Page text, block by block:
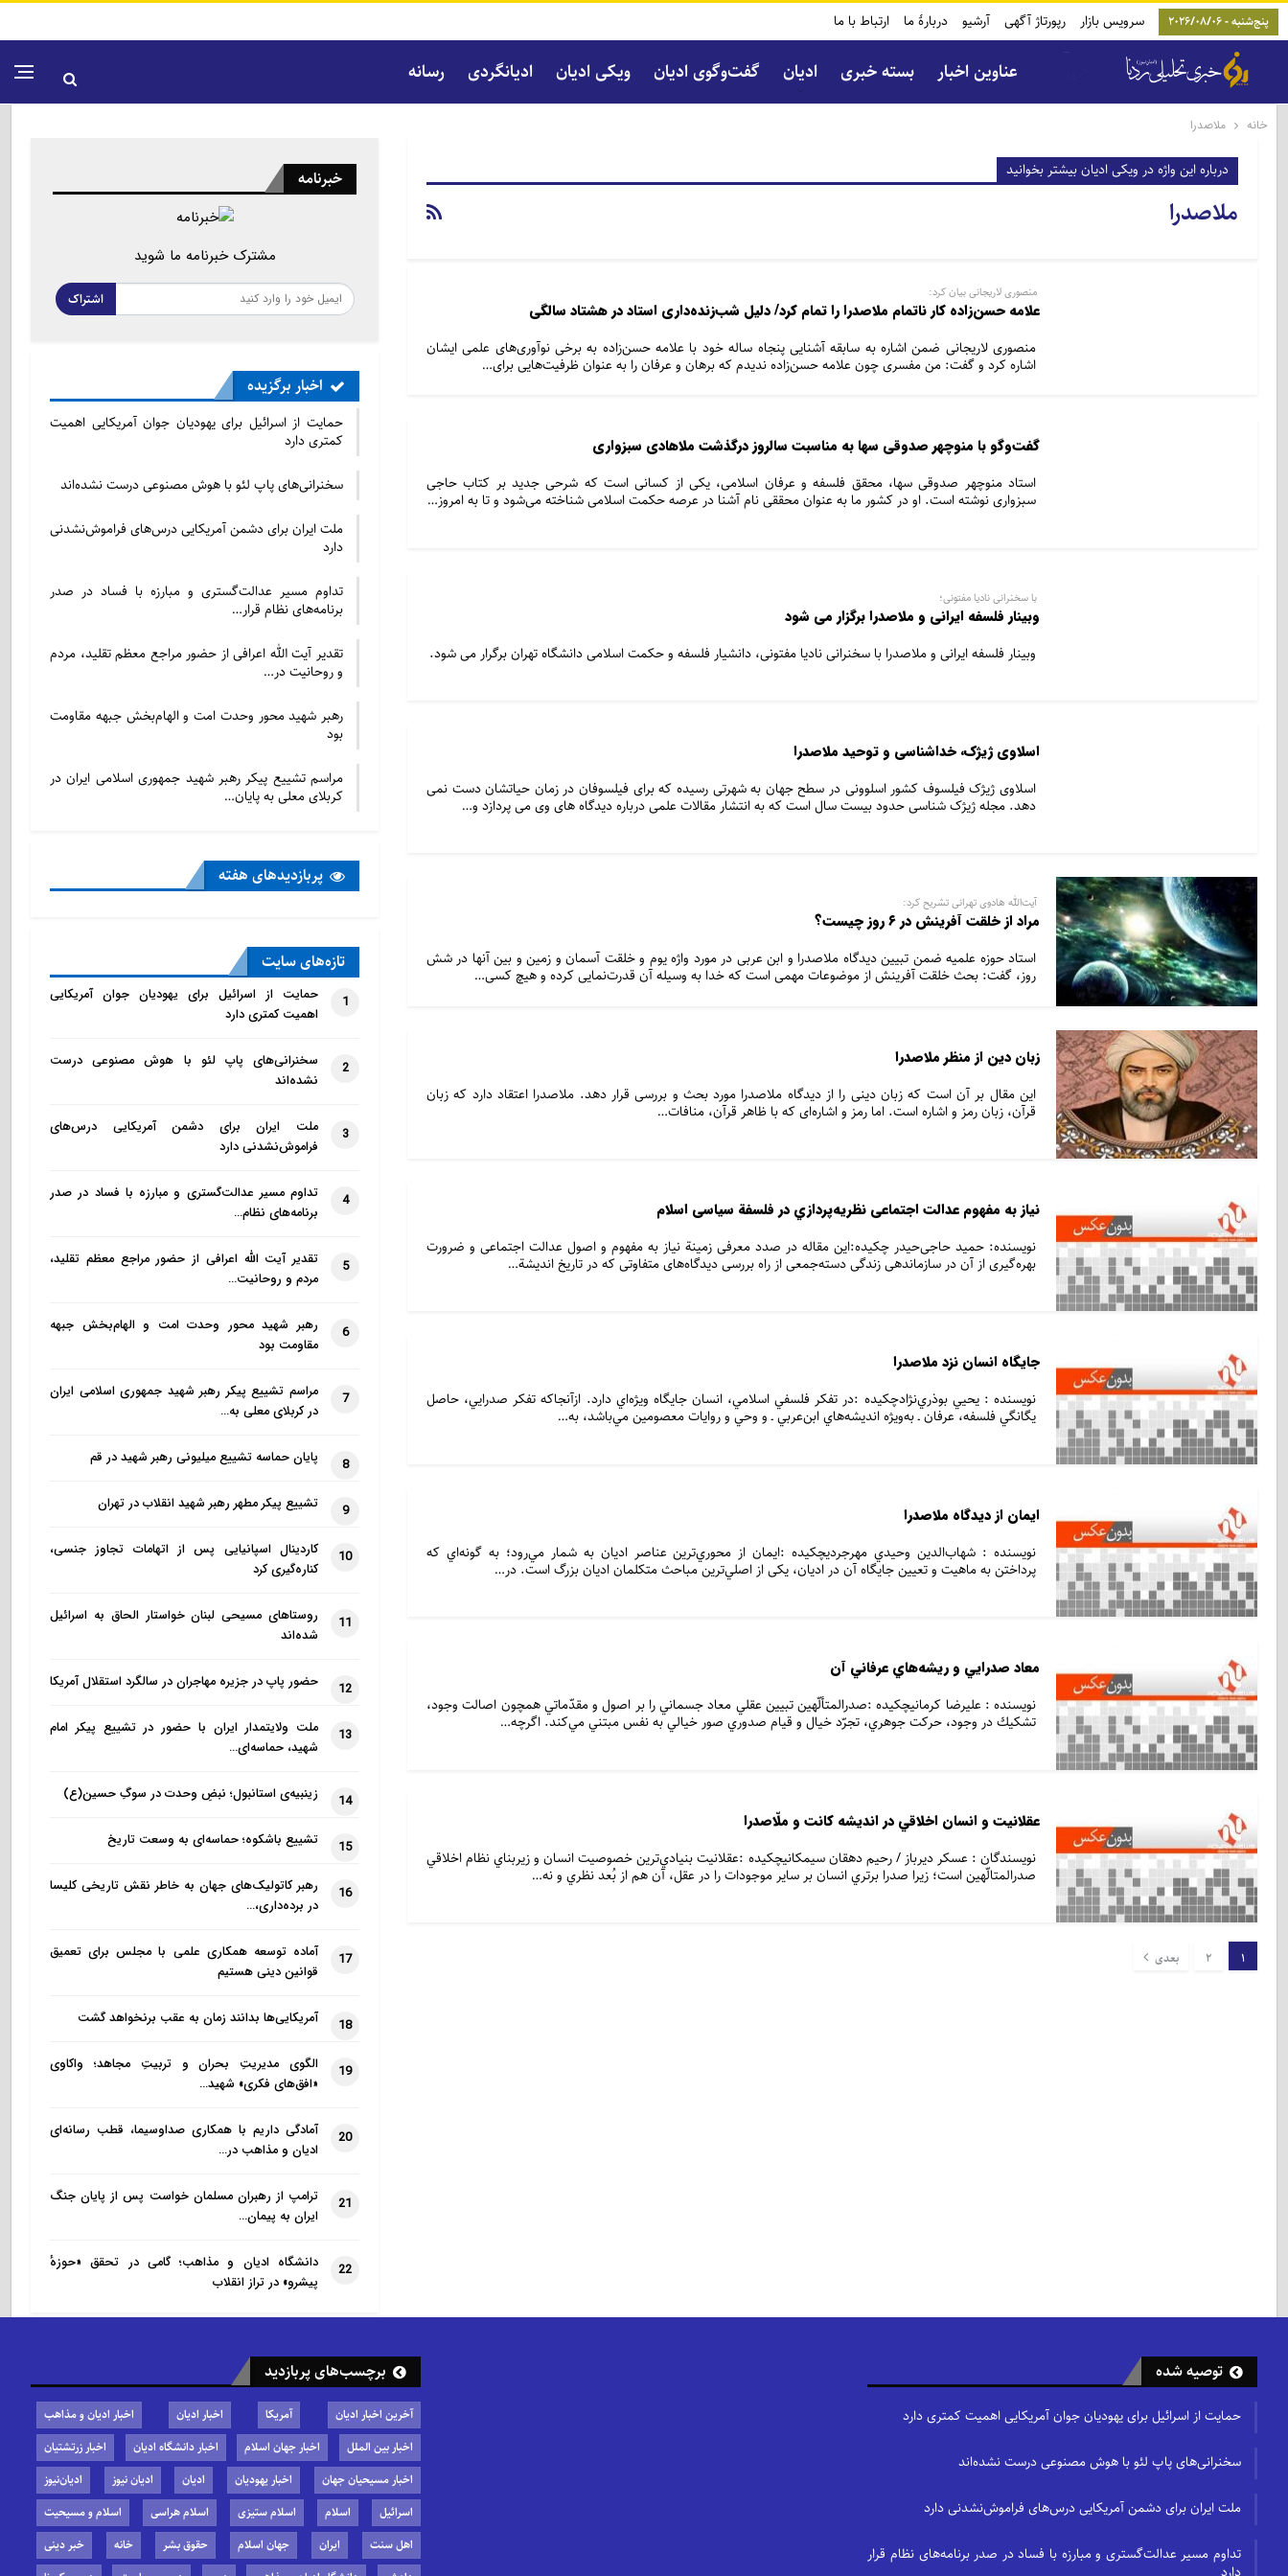
پنج‌شنبه - 2026/08/06 سرویس بازار رپورتاژ آگهی آرشیو دربارۀ ما ارتباط با ما
عناوین اخبار بسته خبری ادیان گفت‌و‌گوی ادیان ویکی ادیان ادیانگردی رسانه
خانه ملاصدرا
درباره این واژه در ویکی ادیان بیشتر بخوانید
ملاصدرا
منصوری لاریجانی بیان کرد:
علامه حسن‌زاده کار ناتمام ملاصدرا را تمام کرد/ دلیل شب‌زنده‌داری استاد در هشتاد سالگی
منصوری لاریجانی ضمن اشاره به سابقه آشنایی پنجاه ساله خود با علامه حسن‌زاده به برخی نوآوری‌های علمی ایشان
اشاره کرد و گفت: من مفسری چون علامه حسن‌زاده ندیدم که برهان و عرفان را به عنوان ظرفیت‌هایی برای…
گفت‌وگو با منوچهر صدوقی سها به مناسبت سالروز درگذشت ملاهادی سبزواری
استاد منوچهر صدوقی سها، محقق فلسفه و عرفان اسلامی، یکی از کسانی است که شرحی جدید بر کتاب حاجی
سبزواری نوشته است. او در کشور ما به عنوان محققی نام آشنا در عرصه حکمت اسلامی شناخته می‌شود و تا به امروز…
با سخنرانی نادیا مفتونی؛
وبینار فلسفه ایرانی و ملاصدرا برگزار می شود
وبینار فلسفه ایرانی و ملاصدرا با سخنرانی نادیا مفتونی، دانشیار فلسفه و حکمت اسلامی دانشگاه تهران برگرار می شود.
اسلاوی ژیژک، خداشناسی و توحید ملاصدرا
اسلاوی ژیژک فیلسوف کشور اسلوونی در سطح جهان به شهرتی رسیده که برای فیلسوفان در زمان حیاتشان دست نمی
دهد. مجله ژیژک شناسی حدود بیست سال است که به انتشار مقالات علمی درباره دیدگاه های وی می پردازد و…
آیت‌الله هادوی تهرانی تشریح کرد:
مراد از خلقت آفرینش در ۶ روز چیست؟
استاد حوزه علمیه ضمن تبیین دیدگاه ملاصدرا و ابن عربی در مورد واژه یوم و خلقت آسمان و زمین و بین آنها در شش
روز، گفت: بحث خلقت آفرینش از موضوعات مهمی است که خدا به وسیله آن قدرت‌نمایی کرده و هیچ کسی…
زبان دین از منظر ملاصدرا
این‌ مقال‌ بر آن‌ است‌ که‌ زبان‌ دینی‌ را از دیدگاه‌ ملاصدرا مورد بحث‌ و بررسی‌ قرار دهد. ملاصدرا اعتقاد دارد که‌ زبان‌
قرآن، زبان‌ رمز و اشاره‌ است. اما رمز و اشاره‌ای‌ که‌ با ظاهر قرآن، منافات‌…
نیاز به مفهوم عدالت اجتماعی نظريه‌پردازي در فلسفة سیاسی اسلام
نویسنده: حمید حاجی‌حیدر چکیده:این مقاله در صدد معرفی زمینة نیاز به مفهوم و اصول عدالت اجتماعی و ضرورت
بهره‌گیری از آن در سازماندهی زندگی دسته‌جمعی از راه بررسی دیدگاه‌های متفاوتی که در تاریخ اندیشة…
جايگاه انسان نزد ملاصدرا
نویسنده : يحيي بوذري‌نژادچکيده :در تفکر فلسفي اسلامي، انسان جايگاه ويژه‌اي دارد. ازآنجاکه تفکر صدرايي، حاصل
يگانگي فلسفه، عرفان ـ به‌ويژه انديشه‌هاي ابن‌عربي ـ و وحي و روايات معصومين مي‌باشد، به…
ايمان از ديدگاه ملاصدرا
نویسنده : شهاب‌الدين وحيدي مهرجرديچكيده :ايمان از محوري‌ترين عناصر اديان به شمار مي‌رود؛ به گونه‌اي كه
پرداختن به ماهيت و تعيين جايگاه آن در اديان، یکی از اصلي‌ترين مباحث متكلمان اديان بزرگ است. در…
معاد صدرايي و ريشه‌هاي عرفاني آن
نویسنده : عليرضا كرمانيچكيده :صدرالمتألّهين تبيين عقلي معاد جسماني را بر اصول و مقدّماتي همچون اصالت وجود،
تشكيك در وجود، حركت جوهري،‌ تجرّد خيال و قيام صدوري صور خيالي به نفس مبتني‌ مي‌كند. اگرچه…
عقلانيت و انسان اخلاقي در انديشه كانت و ملّاصدرا
نویسندگان : عسكر ديرباز / رحيم دهقان سيمكانيچكيده :عقلانيت بنيادي‌ترين خصوصيت انسان و زيربناي نظام اخلاقي
صدرالمتالّهين است؛ زيرا صدرا برتري انسان بر ساير موجودات را در عقل، آن هم از بُعد نظري و نه…
1
2 بعدی
خبرنامه
مشترک خبرنامه ما شوید
اشتراک
اخبار برگزیده
حمایت از اسرائیل برای یهودیان جوان آمریکایی اهمیت
کمتری دارد
سخنرانی‌های پاپ لئو با هوش مصنوعی درست نشده‌اند
ملت ایران برای دشمن آمریکایی درس‌های فراموش‌نشدنی
دارد
تداوم مسیر عدالت‌گستری و مبارزه با فساد در صدر
برنامه‌های نظام قرار…
تقدیر آیت الله اعرافی از حضور مراجع معظم تقلید، مردم
و روحانیت در…
رهبر شهید محور وحدت امت و الهام‌بخش جبهه مقاومت
بود
مراسم تشییع پیکر رهبر شهید جمهوری اسلامی ایران در
کربلای معلی به پایان…
پربازدید‌های هفته
تازه‌‌های سایت
1
حمایت از اسرائیل برای یهودیان جوان آمریکایی
اهمیت کمتری دارد
2
سخنرانی‌های پاپ لئو با هوش مصنوعی درست
نشده‌اند
3
ملت ایران برای دشمن آمریکایی درس‌های
فراموش‌نشدنی دارد
4
تداوم مسیر عدالت‌گستری و مبارزه با فساد در صدر
برنامه‌های نظام…
5
تقدیر آیت الله اعرافی از حضور مراجع معظم تقلید،
مردم و روحانیت…
6
رهبر شهید محور وحدت امت و الهام‌بخش جبهه
مقاومت بود
7
مراسم تشییع پیکر رهبر شهید جمهوری اسلامی ایران
در کربلای معلی به…
8 پایان حماسه تشییع میلیونی رهبر شهید در قم
9 تشییع پیکر مطهر رهبر شهید انقلاب در تهران
10
کاردینال اسپانیایی پس از اتهامات تجاوز جنسی،
کناره‌گیری کرد
11
روستاهای مسیحی لبنان خواستار الحاق به اسرائیل
شده‌اند
12 حضور پاپ در جزیره مهاجران در سالگرد استقلال آمریکا
13
ملت ولایتمدار ایران با حضور در تشییع پیکر امام
شهید، حماسه‌ای…
14 زینبیه‌ی استانبول؛ نبضِ وحدت در سوگِ حسین(ع)
15 تشییع باشکوه؛ حماسه‌ای به وسعت تاریخ
16
رهبر کاتولیک‌های جهان به خاطر نقش تاریخی کلیسا
در برده‌داری،…
17
آماده توسعه همکاری علمی با مجلس برای تعمیق
قوانین دینی هستیم
18 آمریکایی‌ها بدانند زمان به عقب برنخواهد گشت
19
الگوی مدیریتِ بحران و تربیتِ مجاهد؛ واکاوی
«افق‌های فکری» شهید…
20
آمادگی داریم با همکاری صداوسیما، قطب رسانه‌ای
ادیان و مذاهب در…
21
ترامپ از رهبران مسلمان خواست پس از پایان جنگ
ایران به پیمان…
22
دانشگاه ادیان و مذاهب؛ گامی در تحقق «حوزهٔ
پیشرو» در تراز انقلاب
توصیه شده
حمایت از اسرائیل برای یهودیان جوان آمریکایی اهمیت کمتری دارد
سخنرانی‌های پاپ لئو با هوش مصنوعی درست نشده‌اند
ملت ایران برای دشمن آمریکایی درس‌های فراموش‌نشدنی دارد
تداوم مسیر عدالت‌گستری و مبارزه با فساد در صدر برنامه‌های نظام قرار
برچسب‌های پربازدید
آخرین اخبار ادیان آمریکا اخبار ادیان
اخبار ادیان و مذاهب
اخبار بین الملل
اخبار جهان اسلام اخبار دانشگاه ادیان
اخبار زرتشتیان
اخبار مسیحیان جهان
اخبار یهودیان ادیان ادیان نیوز
ادیان‌نیوز
اسرائیل
اسلام اسلام ستیزی اسلام هراسی
اسلام و مسیحیت
اهل سنت
ایران جهان اسلام حقوق بشر خانه
خبر دینی